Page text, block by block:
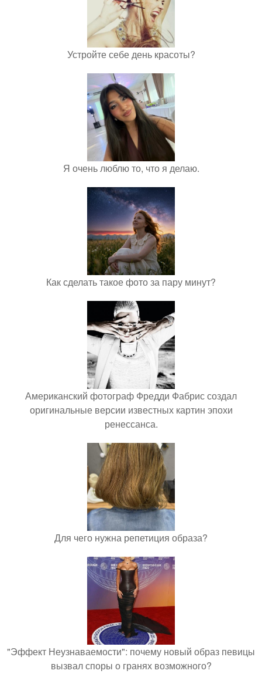
Устройте себе день красоты?
Я очень люблю то, что я делаю.
Как сделать такое фото за пару минут?
Американский фотограф Фредди Фабрис создал
оригинальные версии известных картин эпохи
ренессанса.
Для чего нужна репетиция образа?
"Эффект Неузнаваемости": почему новый образ певицы
вызвал споры о гранях возможного?